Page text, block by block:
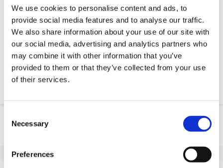
We use cookies to personalise content and ads, to
provide social media features and to analyse our traffic.
We also share information about your use of our site with
our social media, advertising and analytics partners who
may combine it with other information that you’ve
provided to them or that they’ve collected from your use
of their services.
Selection
Necessary
Preferences
Peça parte OE
Download PDF
Resistencia quimica
Informação do produto
EAN